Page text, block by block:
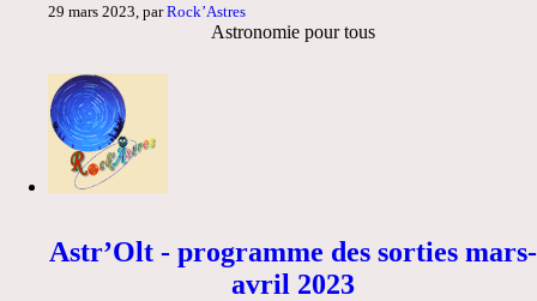
29 mars 2023, parRock’Astres
Astronomie pour tous
Astr’Olt - programme des sorties mars-
avril 2023